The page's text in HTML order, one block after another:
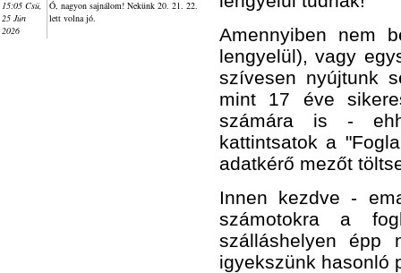
15:05 Csü,
25 Jún
2026
Ó, nagyon sajnálom! Nekünk 20. 21. 22.
lett volna jó.
Amennyiben nem
lengyelül), vagy
szívesen nyújtunk
mint 17 éve
számára is -
kattintsatok a
adatkérő mezőt
Innen kezdve -
számotokra a
szálláshelyen épp
igyekszünk hasonló